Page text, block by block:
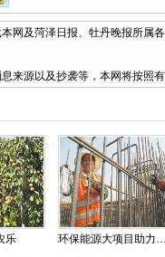
及菏泽日报、牡丹晚报所属
源以及抄袭等，本网将按照
乐 环保能源大项目助力